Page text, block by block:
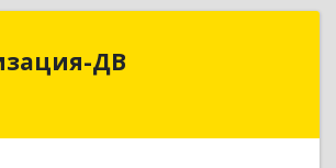
ДВ
Хабаровский край, Хабаровск г,